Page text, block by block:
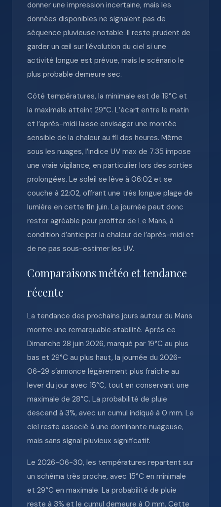
donner une impression incertaine, mais les
données disponibles ne signalent pas de
séquence pluvieuse notable. Il reste prudent de
garder un œil sur l’évolution du ciel si une
activité longue est prévue, mais le scénario le
plus probable demeure sec.
Côté températures, la minimale est de 19°C et
la maximale atteint 29°C. L’écart entre le matin
et l’après-midi laisse envisager une montée
sensible de la chaleur au fil des heures. Même
sous les nuages, l’indice UV max de 7.35 impose
une vraie vigilance, en particulier lors des sorties
prolongées. Le soleil se lève à 06:02 et se
couche à 22:02, offrant une très longue plage de
lumière en cette fin juin. La journée peut donc
rester agréable pour profiter de Le Mans, à
condition d’anticiper la chaleur de l’après-midi et
de ne pas sous-estimer les UV.
Comparaisons météo et tendance
récente
La tendance des prochains jours autour du Mans
montre une remarquable stabilité. Après ce
Dimanche 28 juin 2026, marqué par 19°C au plus
bas et 29°C au plus haut, la journée du 2026-
06-29 s’annonce légèrement plus fraîche au
lever du jour avec 15°C, tout en conservant une
maximale de 28°C. La probabilité de pluie
descend à 3%, avec un cumul indiqué à 0 mm. Le
ciel reste associé à une dominante nuageuse,
mais sans signal pluvieux significatif.
Le 2026-06-30, les températures repartent sur
un schéma très proche, avec 15°C en minimale
et 29°C en maximale. La probabilité de pluie
reste à 3% et le cumul demeure à 0 mm. Cette